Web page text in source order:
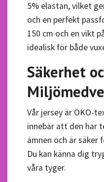
5% elastan, vilket
och en perfekt
150 cm och en vikt
idealisk för både
Säkerhet
Vår jersey är ÖKO-
innebär att den har
ämnen och är säker
Du kan känna dig
våra tyger.